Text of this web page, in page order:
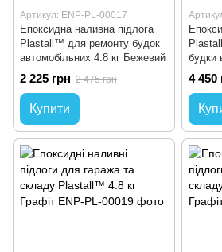
Артикул: ENP-PL-00017
Епоксидна наливна підлога
Plastall™ для ремонту будок
автомобільних 4.8 кг Бежевий
2 225 грн 2 475 грн
Купити
будки
4 450